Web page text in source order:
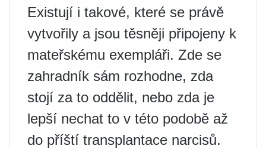
Existují i ​​takové, které se právě
vytvořily a jsou těsněji připojeny k
mateřskému exempláři. Zde se
zahradník sám rozhodne, zda
stojí za to oddělit, nebo zda je
lepší nechat to v této podobě až
do příští transplantace narcisů.